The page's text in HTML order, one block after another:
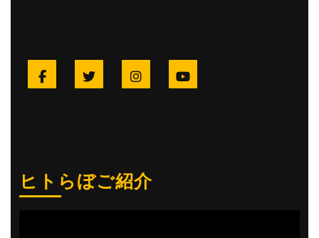
Facebook Twitter Instagram
ヒトらぼご紹介